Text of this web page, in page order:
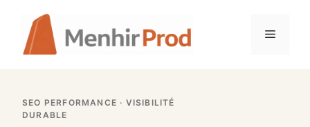
contenu
Menu
SEO PERFORMANCE · VISIBILITÉ
DURABLE